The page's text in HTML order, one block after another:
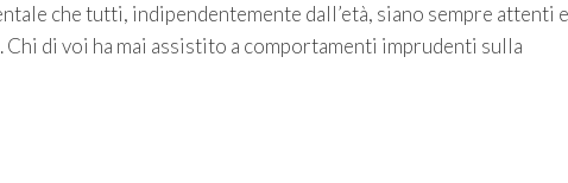
che tutti, indipendentemente dall’età, siano sempre attenti e
di voi ha mai assistito a comportamenti imprudenti sulla